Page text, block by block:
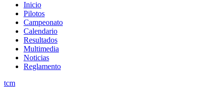
Inicio
Pilotos
Campeonato
Calendario
Resultados
Multimedia
Noticias
Reglamento
tcm